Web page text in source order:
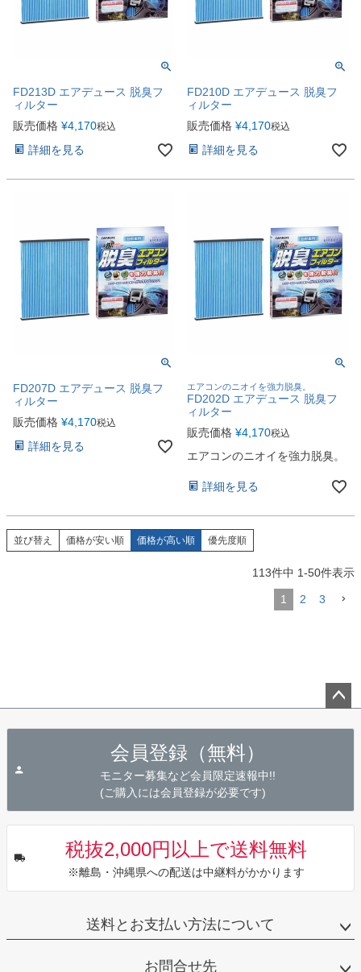
FD213D エアデュース 脱臭フ
ィルター
販売価格 ¥4,170税込
詳細を見る
FD210D エアデュース 脱臭フ
ィルター
販売価格 ¥4,170税込
詳細を見る
FD207D エアデュース 脱臭フ
ィルター
販売価格 ¥4,170税込
詳細を見る
エアコンのニオイを強力脱臭。
FD202D エアデュース 脱臭フ
ィルター
販売価格 ¥4,170税込
エアコンのニオイを強力脱臭。
詳細を見る
並び替え 価格が安い順 価格が高い順 優先度順
113件中 1-50件表示
1 2 3
会員登録（無料）
モニター募集など会員限定速報中!!
(ご購入には会員登録が必要です)
税抜2,000円以上で送料無料
※離島・沖縄県への配送は中継料がかかります
送料とお支払い方法について
お問合せ先